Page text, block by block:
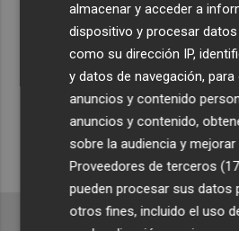
almacenar y acceder a
dispositivo y procesar
como su dirección IP,
y datos de navegación,
anuncios y contenido
anuncios y contenido,
sobre la audiencia y
Proveedores de terceros
pueden procesar sus datos
otros fines, incluido el uso